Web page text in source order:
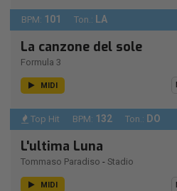
BPM: 101 Ton.: LA
La canzone del sole
Formula 3
MIDI
Top Hit BPM: 132 Ton.: DO
L'ultima Luna
Tommaso Paradiso - Stadio
MIDI